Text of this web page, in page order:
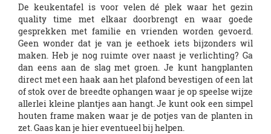
De keukentafel is voor velen dé plek waar het gezin
quality time met elkaar doorbrengt en waar goede
gesprekken met familie en vrienden worden gevoerd.
Geen wonder dat je van je eethoek iets bijzonders wil
maken. Heb je nog ruimte over naast je verlichting? Ga
dan eens aan de slag met groen. Je kunt hangplanten
direct met een haak aan het plafond bevestigen of een lat
of stok over de breedte ophangen waar je op speelse wijze
allerlei kleine plantjes aan hangt. Je kunt ook een simpel
houten frame maken waar je de potjes van de planten in
zet. Gaas kan je hier eventueel bij helpen.